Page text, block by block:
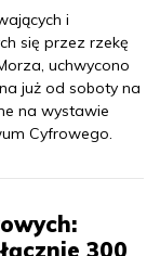
i
się przez rzekę
uchwycono
już od soboty na
na wystawie
Cyfrowego.
300